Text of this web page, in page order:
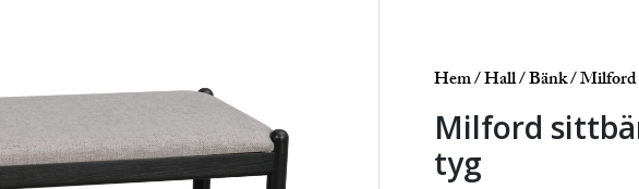
Hem/Hall/Bänk/ Milford
Milford
tyg